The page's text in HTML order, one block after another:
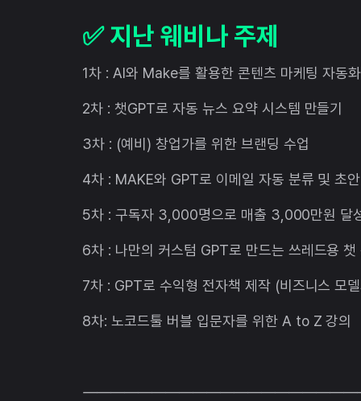
✅ 지난 웨비나 주제
1차 : AI와 Make를 활용한 콘텐츠 마케팅 자동화
2차 : 챗GPT로 자동 뉴스 요약 시스템 만들기
3차 : (예비) 창업가를 위한 브랜딩 수업
4차 : MAKE와 GPT로 이메일 자동 분류 및 초
5차 : 구독자 3,000명으로 매출 3,000만원 달
6차 : 나만의 커스텀 GPT로 만드는 쓰레드용 챗
7차 : GPT로 수익형 전자책 제작 (비즈니스 모
8차: 노코드툴 버블 입문자를 위한 A to Z 강의